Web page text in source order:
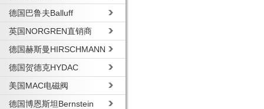
德国巴鲁夫Balluff
英国NORGREN直销商
德国赫斯曼HIRSCHMANN
德国贺德克HYDAC
美国MAC电磁阀
德国博恩斯坦Bernstein